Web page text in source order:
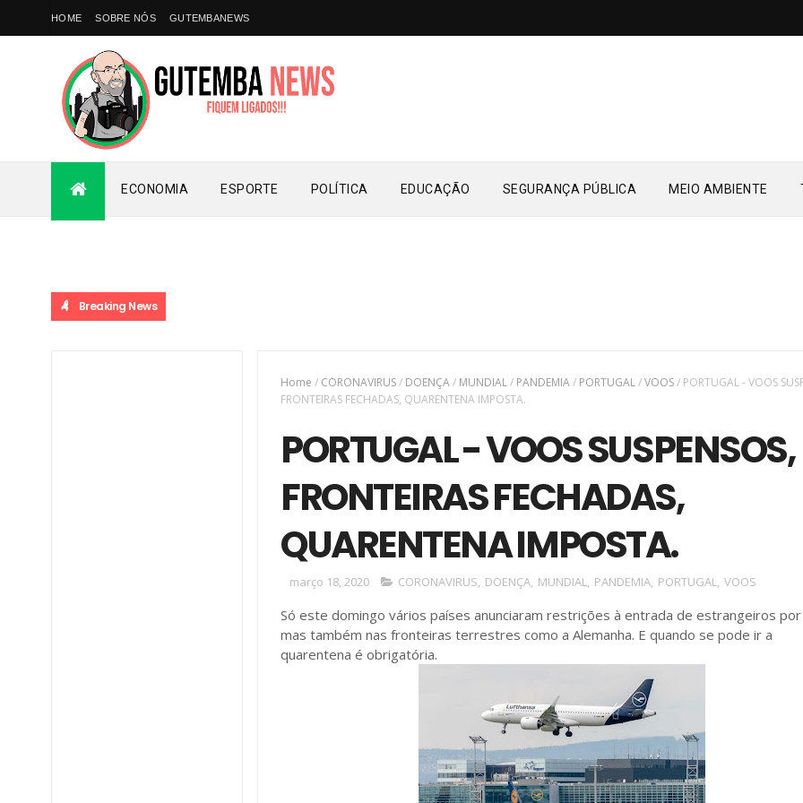
HOME SOBRE NÓS GUTEMBANEWS
ECONOMIA ESPORTE POLÍTICA EDUCAÇÃO SEGURANÇA PÚBLICA MEIO AMBIENTE
Breaking News
Home / CORONAVIRUS/ DOENÇA/ MUNDIAL/ PANDEMIA/ PORTUGAL/VOOS/ PORTUGAL - VOOS
FRONTEIRAS FECHADAS, QUARENTENA IMPOSTA.
PORTUGAL - VOOS SUSPENSOS,
FRONTEIRAS FECHADAS,
QUARENTENA IMPOSTA.
março 18, 2020 CORONAVIRUS, DOENÇA, MUNDIAL, PANDEMIA, PORTUGAL, VOOS
Só este domingo vários países anunciaram restrições à entrada de estrangeiros
mas também nas fronteiras terrestres como a Alemanha. E quando se pode ir a
quarentena é obrigatória.